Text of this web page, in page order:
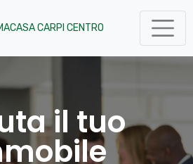
CARPI CENTRO
il tuo